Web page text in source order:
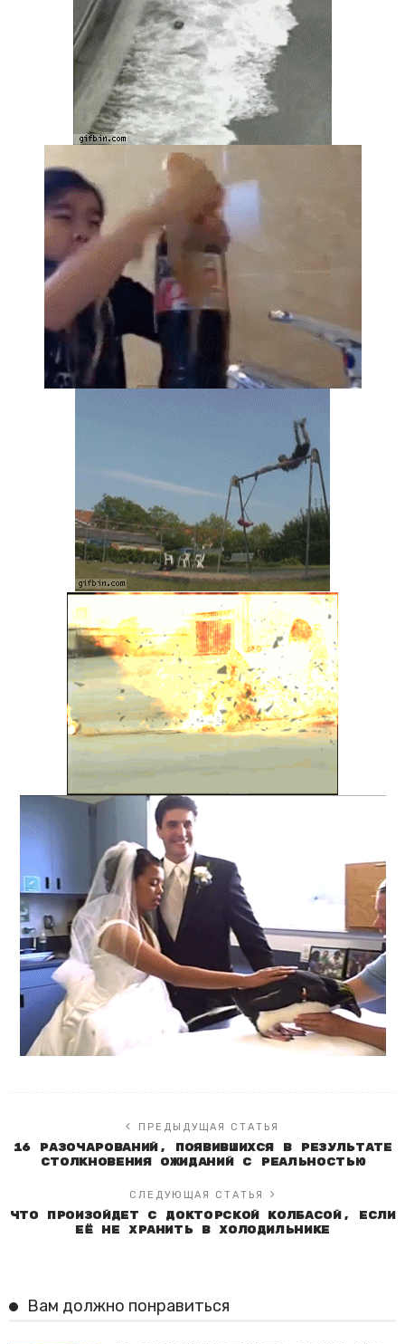
ПРЕДЫДУЩАЯ СТАТЬЯ
16 разочарований, появившихся в результате
столкновения ожиданий с реальностью
СЛЕДУЮЩАЯ СТАТЬЯ
Что произойдет с докторской колбасой, если
её не хранить в холодильнике
Вам должно понравиться